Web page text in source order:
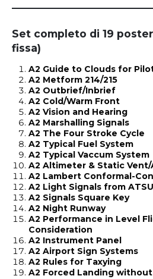
Set completo di 19
fissa)
A2 Guide to Clouds for
A2 Metform 214/215
A2 Outbrief/Inbrief
A2 Cold/Warm Front
A2 Vision and Hearing
A2 Marshalling Signals
A2 The Four Stroke Cycle
A2 Typical Fuel System
A2 Typical Vaccum System
A2 Altimeter & Static
A2 Lambert Conformal-
A2 Light Signals from
A2 Signals Square Key
A2 Night Runway
A2 Performance in Level
Consideration
A2 Instrument Panel
A2 Airport Sign Systems
A2 Rules for Taxying
A2 Forced Landing